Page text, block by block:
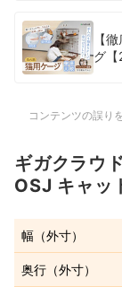
【
グ【
コンテンツの誤り
ギガクラウ
OSJ キャッ
幅（外寸）
奥行（外寸）